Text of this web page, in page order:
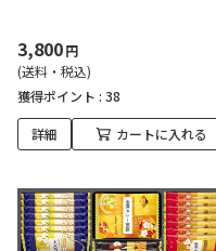
3,800円
(送料・税込)
獲得ポイント : 38
詳細 カートに入れる